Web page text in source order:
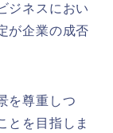
ジネスにおい
が企業の成否
を尊重しつ
とを目指しま